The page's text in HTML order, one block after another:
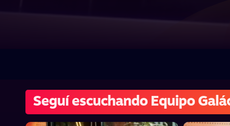
Seguí escuchando Equipo